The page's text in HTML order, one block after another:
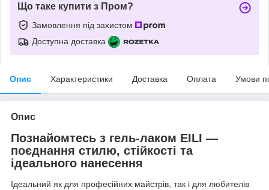
Що таке купити з Пром?
Замовлення під захистом
Доступна доставка
Опис Характеристики Доставка Оплата Умови
Опис
Познайомтесь з гель-лаком EILI —
поєднання стилю, стійкості та
ідеального нанесення
Ідеальний як для професійних майстрів, так і для любителів